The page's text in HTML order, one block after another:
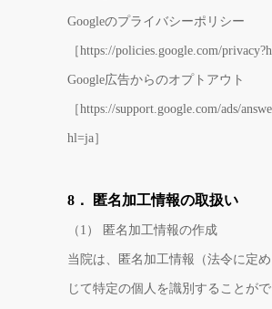
Googleのプライバシーポリシー
［https://policies.google.com/
Google広告からのオプトアウト
［https://support.google.com/ads/
hl=ja］
8． 匿名加工情報の取扱い
（1） 匿名加工情報の作成
当院は、匿名加工情報（法令に定
じて特定の個人を識別することが